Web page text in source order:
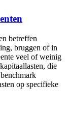
betreffen
bruggen of in
veel of weinig
die
op specifieke